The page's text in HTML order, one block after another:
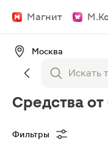
Магнит
Москва
Средства от
Фильтры